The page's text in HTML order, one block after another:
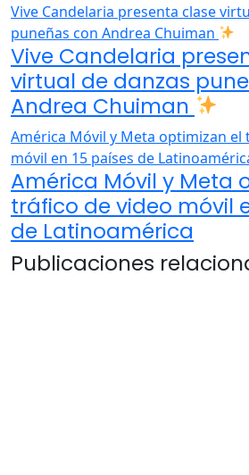
Vive Candelaria presenta clase
puneñas con Andrea Chuiman
Vive Candelaria
virtual de danzas
Andrea Chuiman
América Móvil y Meta optimizan el
móvil en 15 países de
América Móvil y Meta
tráfico de video móvil
de Latinoamérica
Publicaciones